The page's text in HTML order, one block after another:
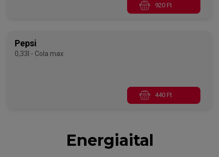
920 Ft
Pepsi
0,33l - Cola max
440 Ft
Energiaital